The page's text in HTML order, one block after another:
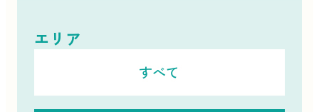
エリア
すべて